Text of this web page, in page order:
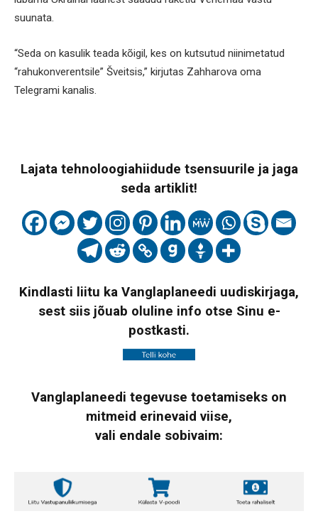
suunata.
“Seda on kasulik teada kõigil, kes on kutsutud niinimetatud
“rahukonverentsile” Šveitsis,” kirjutas Zahharova oma
Telegrami kanalis.
Lajata tehnoloogiahiidude tsensuurile ja jaga
seda artiklit!
Kindlasti liitu ka Vanglaplaneedi uudiskirjaga,
sest siis jõuab oluline info otse Sinu e-
postkasti.
Vanglaplaneedi tegevuse toetamiseks on
mitmeid erinevaid viise,
vali endale sobivaim: